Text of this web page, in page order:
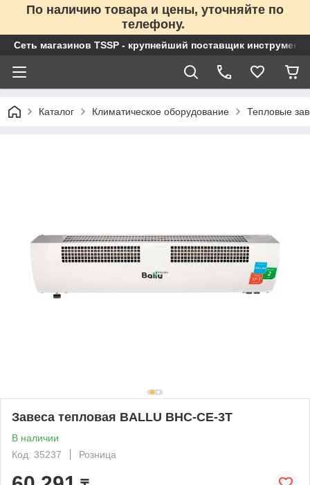
По наличию товара и цены, уточняйте по
телефону.
Сеть магазинов TSSP - крупнейший поставщик
Каталог Климатическое оборудование Тепловые
Завеса тепловая BALLU BHC-CE-3T
В наличии
Код: 35237
Розница